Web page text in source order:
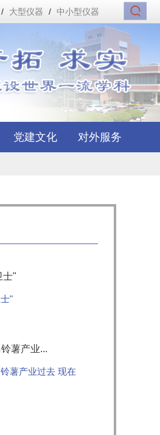
/ 大型仪器 / 中小型仪器
党建文化 对外服务
士"
"
薯产业...
铃薯产业过去 现在